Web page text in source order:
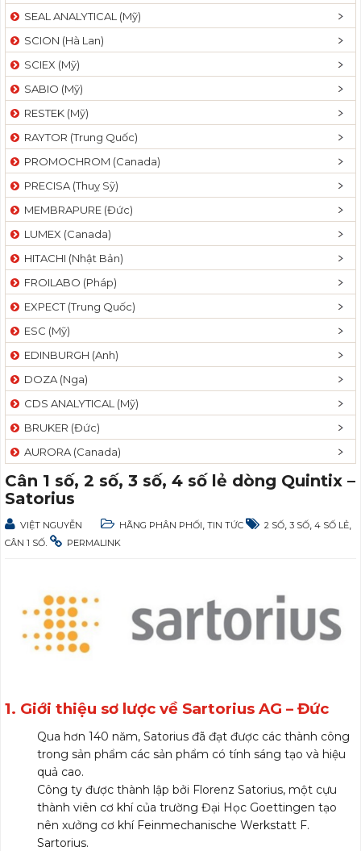
SEAL ANALYTICAL (Mỹ)
SCION (Hà Lan)
SCIEX (Mỹ)
SABIO (Mỹ)
RESTEK (Mỹ)
RAYTOR (Trung Quốc)
PROMOCHROM (Canada)
PRECISA (Thuỵ Sỹ)
MEMBRAPURE (Đức)
LUMEX (Canada)
HITACHI (Nhật Bản)
FROILABO (Pháp)
EXPECT (Trung Quốc)
ESC (Mỹ)
EDINBURGH (Anh)
DOZA (Nga)
CDS ANALYTICAL (Mỹ)
BRUKER (Đức)
AURORA (Canada)
Cân 1 số, 2 số, 3 số, 4 số lẻ dòng Quintix –
Satorius
VIỆT NGUYỄN HÃNG PHÂN PHỐI TIN TỨC 2 SỐ 3 SỐ 4 SỐ LẺ
CÂN 1 SỐ PERMALINK
1. Giới thiệu sơ lược về Sartorius AG – Đức
Qua hơn 140 năm, Satorius đã đạt được các thành công
trong sản phẩm các sản phẩm có tính sáng tạo và hiệu
quả cao.
Công ty được thành lập bởi Florenz Satorius, một cựu
thành viên cơ khí của trường Đại Học Goettingen tạo
nên xưởng cơ khí Feinmechanische Werkstatt F.
Sartorius.